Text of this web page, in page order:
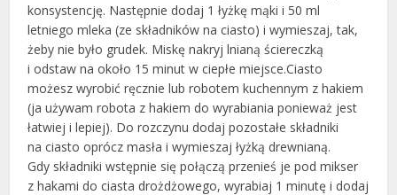
konsystencję. Następnie dodaj 1 łyżkę mąki i 50 ml
letniego mleka (ze składników na ciasto) i wymieszaj, tak,
żeby nie było grudek. Miskę nakryj lnianą ściereczką
i odstaw na około 15 minut w ciepłe miejsce.Ciasto
możesz wyrobić ręcznie lub robotem kuchennym z hakiem
(ja używam robota z hakiem do wyrabiania ponieważ jest
łatwiej i lepiej). Do rozczynu dodaj pozostałe składniki
na ciasto oprócz masła i wymieszaj łyżką drewnianą.
Gdy składniki wstępnie się połączą przenieś je pod mikser
z hakami do ciasta drożdżowego, wyrabiaj 1 minutę i dodaj